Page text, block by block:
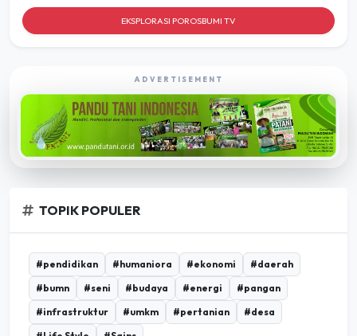
EKSPLORASI POROSBUMI TV
ADVERTISEMENT
TOPIK POPULER
#pendidikan #humaniora #ekonomi
#daerah
#bumn
#seni #budaya #energi
#pangan
#infrastruktur
#umkm #pertanian
#desa